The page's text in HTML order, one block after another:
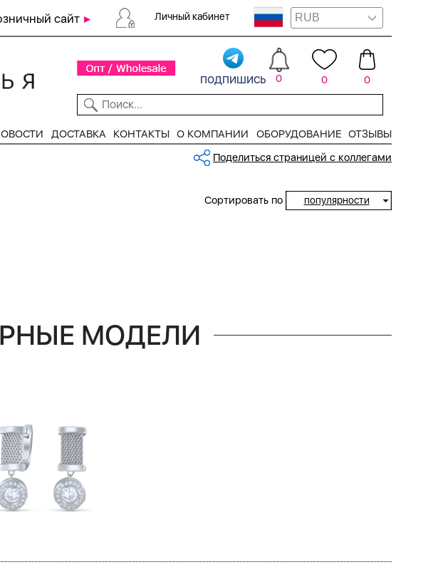
сайт Личный кабинет
подпишись 0 0 0
ДОСТАВКА КОНТАКТЫ О КОМПАНИИ ОБОРУДОВАНИЕ ОТЗЫВЫ
Поделиться страницей с коллегами
Сортировать по популярности
МОДЕЛИ